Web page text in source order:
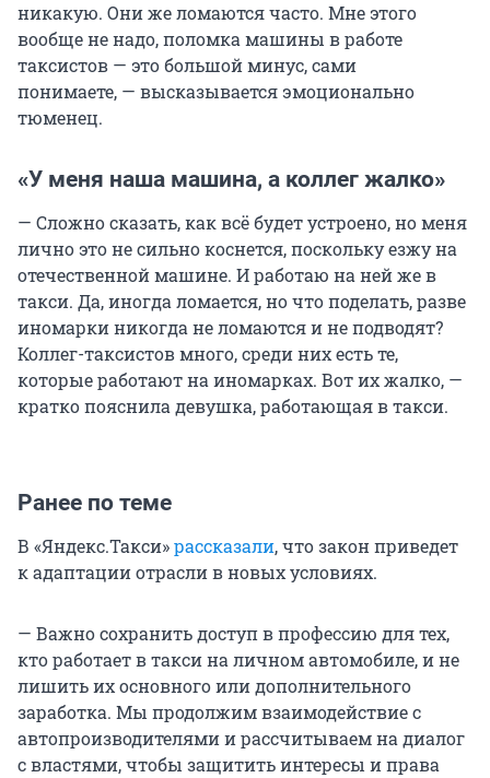
никакую. Они же ломаются часто. Мне этого
вообще не надо, поломка машины в работе
таксистов — это большой минус, сами
понимаете, — высказывается эмоционально
тюменец.
«У меня наша машина, а коллег жалко»
— Сложно сказать, как всё будет устроено, но меня
лично это не сильно коснется, поскольку езжу на
отечественной машине. И работаю на ней же в
такси. Да, иногда ломается, но что поделать, разве
иномарки никогда не ломаются и не подводят?
Коллег-таксистов много, среди них есть те,
которые работают на иномарках. Вот их жалко, —
кратко пояснила девушка, работающая в такси.
Ранее по теме
В «Яндекс.Такси»рассказали, что закон приведет
к адаптации отрасли в новых условиях.
— Важно сохранить доступ в профессию для тех,
кто работает в такси на личном автомобиле, и не
лишить их основного или дополнительного
заработка. Мы продолжим взаимодействие с
автопроизводителями и рассчитываем на диалог
с властями, чтобы защитить интересы и права